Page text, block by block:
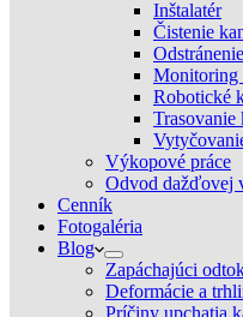
Inštalatér
Čistenie
Monitoring
Robotické
Trasovanie
Výkopové práce
Odvod dažďovej
Cenník
Fotogaléria
Blog
Zapáchajúci
Deformácie a
Príčiny upchatia